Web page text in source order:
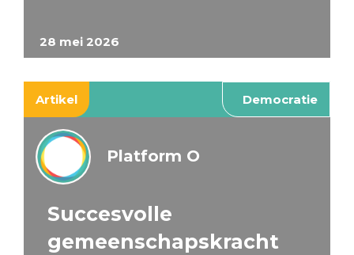
28 mei 2026
Artikel Democratie
Platform O
Succesvolle
gemeenschapskracht